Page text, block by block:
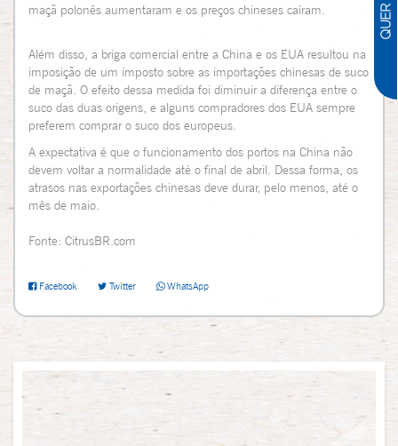
maçã polonês aumentaram e os preços chineses caíram.
Além disso, a briga comercial entre a China e os EUA resultou na
imposição de um imposto sobre as importações chinesas de suco
de maçã. O efeito dessa medida foi diminuir a diferença entre o
suco das duas origens, e alguns compradores dos EUA sempre
preferem comprar o suco dos europeus.
A expectativa é que o funcionamento dos portos na China não
devem voltar a normalidade até o final de abril. Dessa forma, os
atrasos nas exportações chinesas deve durar, pelo menos, até o
mês de maio.
Fonte: CitrusBR.com
Facebook Twitter WhatsApp